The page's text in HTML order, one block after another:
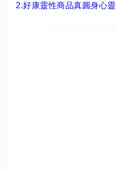
2.好康靈性商品真圓身心